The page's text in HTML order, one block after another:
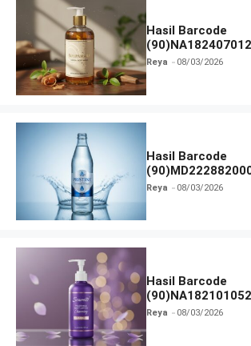
Hasil Barcode
BPOM
Reya 08/03/2026
Hasil Barcode
Izin BPOM
Reya 08/03/2026
Hasil Barcode
dan Izin BPOM
Reya 08/03/2026